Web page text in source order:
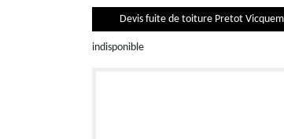
Devis fuite de toiture Pretot
indisponible